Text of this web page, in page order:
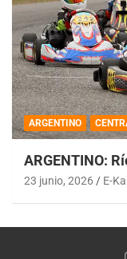
ARGENTINO
ARGENTINO:
23 junio, 2026 E-